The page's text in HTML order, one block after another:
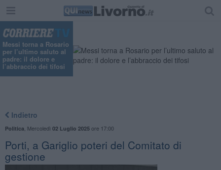
Messi torna a Rosario
per l’ultimo saluto al
padre: il dolore e
l’abbraccio dei tifosi
Indietro
Politica Mercoledì 02 Luglio 2025ore 17:00
Porti, a Gariglio poteri del Comitato di
gestione